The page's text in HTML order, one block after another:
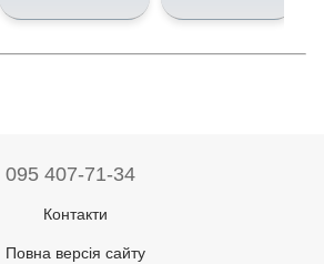
095 407-71-34
Контакти
Повна версія сайту